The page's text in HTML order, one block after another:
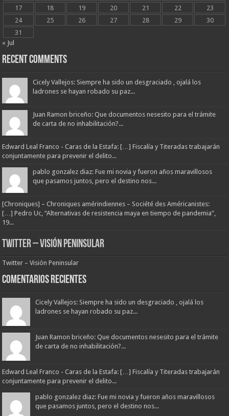
17
18 19 20 21 22
23
24
25 26 27 28 29
30
31
« Jul
Recent Comments
Cicely Vallejos: Siempre ha sido un desgraciado , ojalá los
ladrones se hayan robado su paz...
Juan Ramon briceño: Que documentos nesesito para el trámite
de carta de no inhabilitación?...
Edward Leal Franco - Caras de la Estafa: […] Fiscalía y Titeradas trabajarán
conjuntamente para prevenir el delito...
pablo gonzalez diaz: Fue mi novia y fueron años maravillosos
que pasamos juntos, pero el destino nos...
[Chroniques] – Chroniques amérindiennes – Société des Américanistes:
[…] Pedro Uc, “Alternativas de resistencia maya en tiempo de pandemia”,
19...
Twitter – Visión Peninsular
Twitter – Visión Peninsular
Comentarios Recientes
Cicely Vallejos: Siempre ha sido un desgraciado , ojalá los
ladrones se hayan robado su paz...
Juan Ramon briceño: Que documentos nesesito para el trámite
de carta de no inhabilitación?...
Edward Leal Franco - Caras de la Estafa: […] Fiscalía y Titeradas trabajarán
conjuntamente para prevenir el delito...
pablo gonzalez diaz: Fue mi novia y fueron años maravillosos
que pasamos juntos, pero el destino nos...